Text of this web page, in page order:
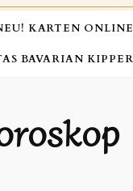
KARTEN
BAVARIAN